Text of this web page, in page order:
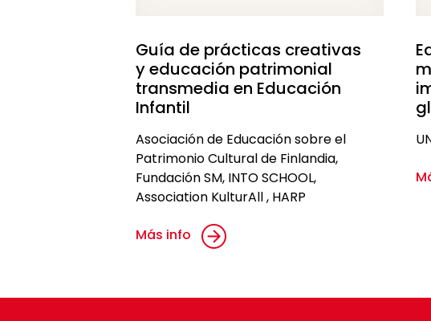
Guía de prácticas creativas
y educación patrimonial
transmedia en Educación
Infantil
Asociación de Educación sobre el
Patrimonio Cultural de Finlandia,
Fundación SM, INTO SCHOOL,
Association KulturAll , HARP
Más info